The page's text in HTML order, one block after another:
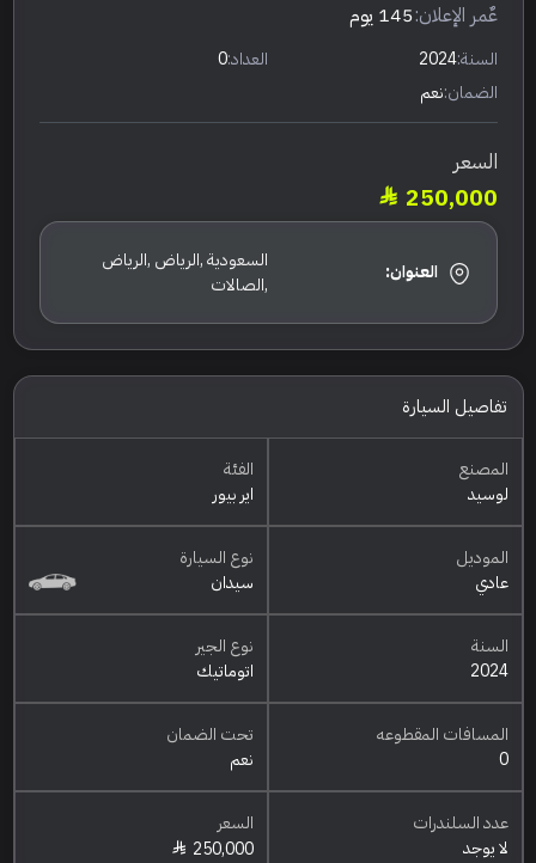
عٌمر الإعلان:145 يوم
السنة:2024 العداد:0
الضمان:نعم
السعر
250,000
العنوان:
السعودية ,الرياض ,الرياض
,الصالات
تفاصيل السيارة
المصنع
لوسيد
الفئة
اير بيور
الموديل
عادي
نوع السيارة
سيدان
السنة
2024
نوع الجير
اتوماتيك
المسافات المقطوعه
0
تحت الضمان
نعم
عدد السلندرات
لا يوجد
السعر
250,000